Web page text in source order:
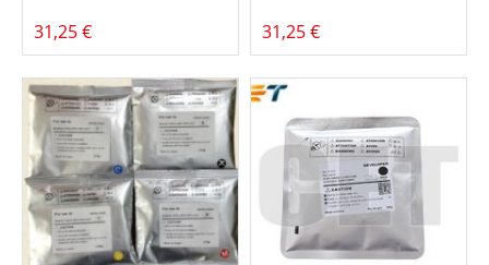
31,25 € 31,25 €